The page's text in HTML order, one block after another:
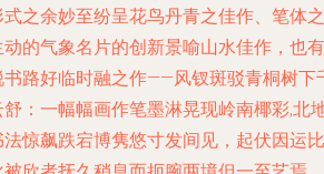
之余妙至纷呈花鸟丹青之佳作、笔体之
的气象名片的创新景喻山水佳作，也有
路好临时融之作——风钗斑驳青桐树下
：一幅幅画作笔墨淋晃现岭南椰彩,北
惊飙跌宕博隽悠寸发间见，起伏因运比